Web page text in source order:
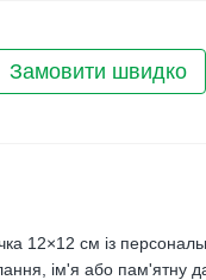
Замовити швидко
12×12 см із
ім'я або пам'ятну